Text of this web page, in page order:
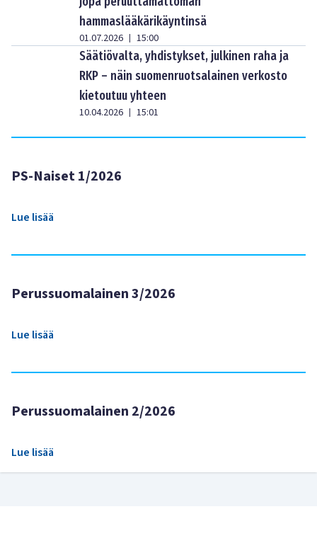
hammaslääkärikäyntinsä
01.07.2026 | 15:00
Säätiövalta, yhdistykset, julkinen raha ja
RKP – näin suomenruotsalainen verkosto
kietoutuu yhteen
10.04.2026 | 15:01
PS-Naiset 1/2026
Lue lisää
Perussuomalainen 3/2026
Lue lisää
Perussuomalainen 2/2026
Lue lisää